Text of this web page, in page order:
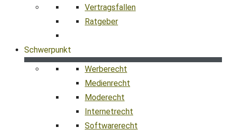
Vertragsfallen
Ratgeber
Schwerpunkt
Werberecht
Medienrecht
Moderecht
Internetrecht
Softwarerecht